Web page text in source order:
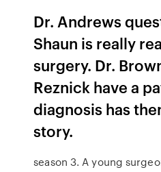
Dr. Andrews
Shaun is really
surgery. Dr.
Reznick have a
diagnosis has
story.
season 3. A young